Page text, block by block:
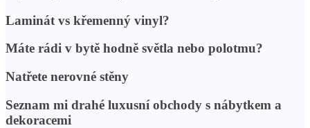
Laminát vs křemenný vinyl?
Máte rádi v bytě hodně světla nebo polotmu?
Natřete nerovné stěny
Seznam mi drahé luxusní obchody s nábytkem a
dekoracemi